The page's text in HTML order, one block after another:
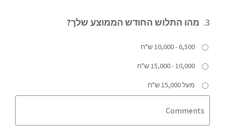
3. מהו התלוש החודש הממוצע שלך?
6,500 - 10,000 ש"ח
10,000 - 15,000 ש"ח
מעל 15,000 ש"ח